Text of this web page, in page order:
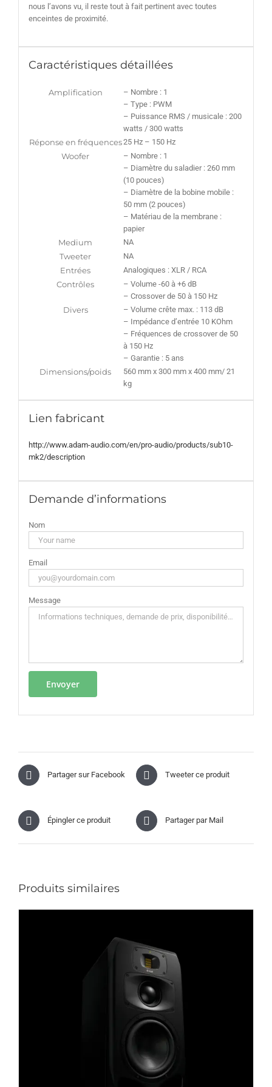
nous l’avons vu, il reste tout à fait pertinent avec toutes
enceintes de proximité.
Caractéristiques détaillées
Amplification
– Nombre : 1
– Type : PWM
– Puissance RMS / musicale : 200
watts / 300 watts
Réponse en fréquences25 Hz – 150 Hz
Woofer
– Nombre : 1
– Diamètre du saladier : 260 mm
(10 pouces)
– Diamètre de la bobine mobile :
50 mm (2 pouces)
– Matériau de la membrane :
papier
Medium NA
Tweeter NA
Entrées Analogiques : XLR / RCA
Contrôles
– Volume -60 à +6 dB
– Crossover de 50 à 150 Hz
Divers
– Volume crête max. : 113 dB
– Impédance d’entrée 10 KOhm
– Fréquences de crossover de 50
à 150 Hz
– Garantie : 5 ans
Dimensions/poids
560 mm x 300 mm x 400 mm/ 21
kg
Lien fabricant
http://www.adam-audio.com/en/pro-audio/products/sub10-
mk2/description
Demande d’informations
Nom
Email
Message
Partager sur Facebook Tweeter ce produit
Épingler ce produit Partager par Mail
Produits similaires